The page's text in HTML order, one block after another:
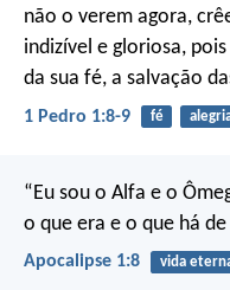
não o verem agora,
indizível e gloriosa,
da sua fé, a salvação
1 Pedro 1:8-9 fé
“Eu sou o Alfa e o
o que era e o que há
Apocalipse 1:8 vida